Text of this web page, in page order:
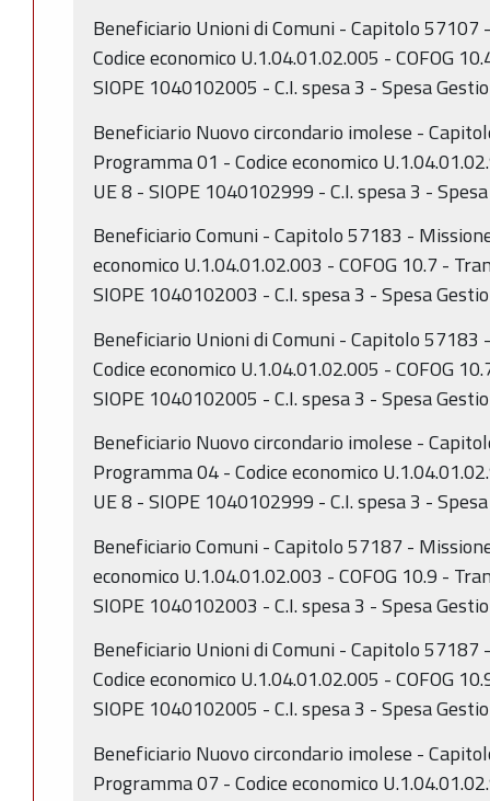
Beneficiario Unioni di Comuni - Capitolo
Codice economico U.1.04.01.02.005 - COFOG
SIOPE 1040102005 - C.I. spesa 3 - Spesa
Beneficiario Nuovo circondario imolese -
Programma 01 - Codice economico
UE 8 - SIOPE 1040102999 - C.I. spesa 3 -
Beneficiario Comuni - Capitolo 57183 -
economico U.1.04.01.02.003 - COFOG 10.7 -
SIOPE 1040102003 - C.I. spesa 3 - Spesa
Beneficiario Unioni di Comuni - Capitolo
Codice economico U.1.04.01.02.005 - COFOG
SIOPE 1040102005 - C.I. spesa 3 - Spesa
Beneficiario Nuovo circondario imolese -
Programma 04 - Codice economico
UE 8 - SIOPE 1040102999 - C.I. spesa 3 -
Beneficiario Comuni - Capitolo 57187 -
economico U.1.04.01.02.003 - COFOG 10.9 -
SIOPE 1040102003 - C.I. spesa 3 - Spesa
Beneficiario Unioni di Comuni - Capitolo
Codice economico U.1.04.01.02.005 - COFOG
SIOPE 1040102005 - C.I. spesa 3 - Spesa
Beneficiario Nuovo circondario imolese -
Programma 07 - Codice economico